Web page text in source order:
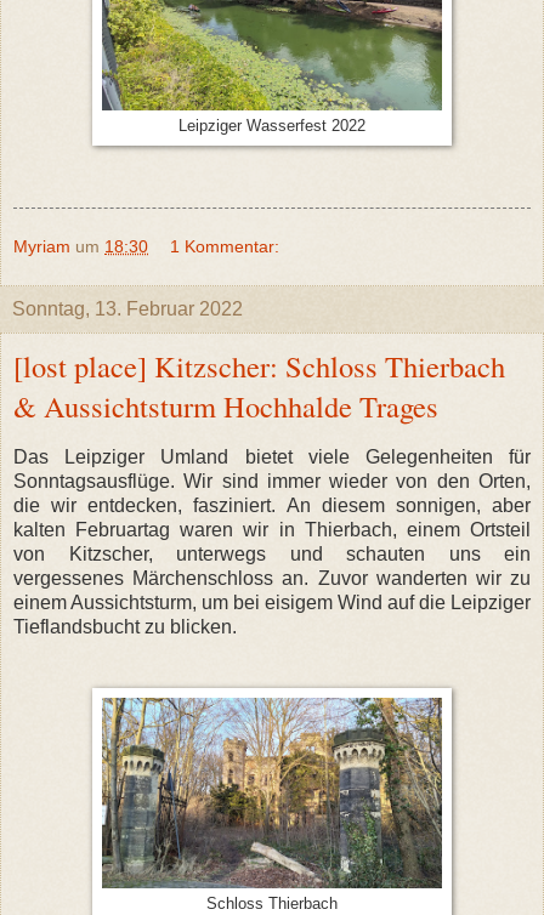
Leipziger Wasserfest 2022
Myriam um 18:30 1 Kommentar:
Sonntag, 13. Februar 2022
[lost place] Kitzscher: Schloss Thierbach
& Aussichtsturm Hochhalde Trages
Das Leipziger Umland bietet viele Gelegenheiten für
Sonntagsausflüge. Wir sind immer wieder von den Orten,
die wir entdecken, fasziniert. An diesem sonnigen, aber
kalten Februartag waren wir in Thierbach, einem Ortsteil
von Kitzscher, unterwegs und schauten uns ein
vergessenes Märchenschloss an. Zuvor wanderten wir zu
einem Aussichtsturm, um bei eisigem Wind auf die Leipziger
Tieflandsbucht zu blicken.
Schloss Thierbach